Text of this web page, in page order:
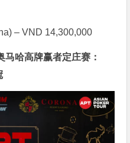
– VND 14,300,000
哈高牌赢者定庄赛：